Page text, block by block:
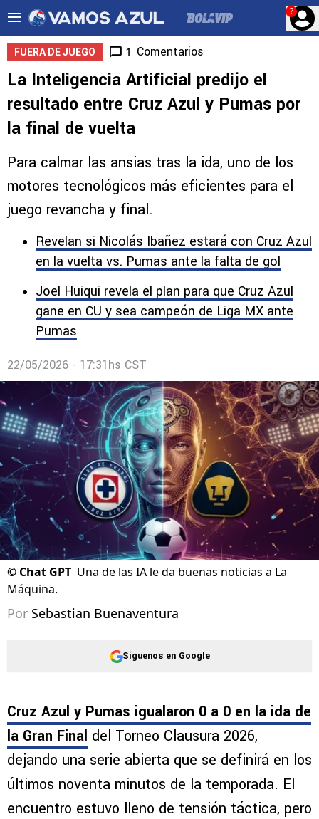
?
FUERA DE JUEGO 1 Comentarios
La Inteligencia Artificial predijo el
resultado entre Cruz Azul y Pumas por
la final de vuelta
Para calmar las ansias tras la ida, uno de los
motores tecnológicos más eficientes para el
juego revancha y final.
Revelan si Nicolás Ibañez estará con Cruz Azul
en la vuelta vs. Pumas ante la falta de gol
Joel Huiqui revela el plan para que Cruz Azul
gane en CU y sea campeón de Liga MX ante
Pumas
22/05/2026 - 17:31hs CST
© Chat GPT Una de las IA le da buenas noticias a La
Máquina.
Por Sebastian Buenaventura
Síguenos en Google
Cruz Azul y Pumas igualaron 0 a 0 en la ida de
la Gran Final del Torneo Clausura 2026,
dejando una serie abierta que se definirá en los
últimos noventa minutos de la temporada. El
encuentro estuvo lleno de tensión táctica, pero